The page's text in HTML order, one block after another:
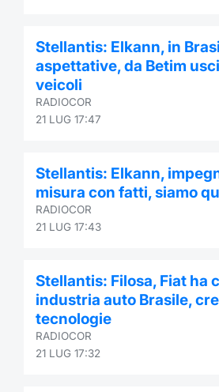
Stellantis: Elkann, in
aspettative, da Betim
veicoli
RADIOCOR
21 LUG 17:47
Stellantis: Elkann,
misura con fatti, siamo
RADIOCOR
21 LUG 17:43
Stellantis: Filosa, Fiat ha
industria auto Brasile,
tecnologie
RADIOCOR
21 LUG 17:32